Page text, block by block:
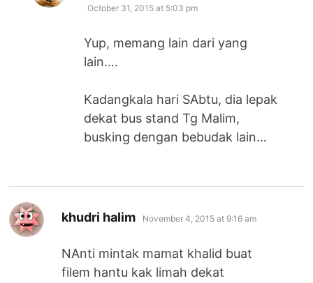
October 31, 2015 at 5:03 pm
Yup, memang lain dari yang
lain….
Kadangkala hari SAbtu, dia lepak
dekat bus stand Tg Malim,
busking dengan bebudak lain…
khudri halim says:
November 4, 2015 at 9:16 am
NAnti mintak mamat khalid buat
filem hantu kak limah dekat